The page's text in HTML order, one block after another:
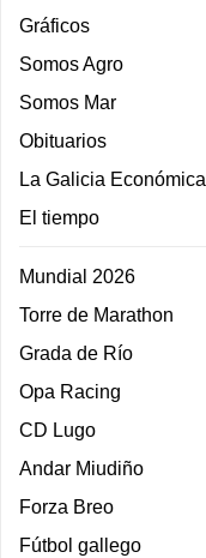
Gráficos
Somos Agro
Somos Mar
Obituarios
La Galicia Económica
El tiempo
Mundial 2026
Torre de Marathon
Grada de Río
Opa Racing
CD Lugo
Andar Miudiño
Forza Breo
Fútbol gallego